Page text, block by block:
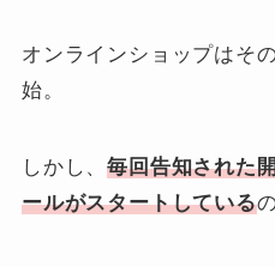
オンラインショップはそ
始。
しかし、毎回告知された
ールがスタートしている